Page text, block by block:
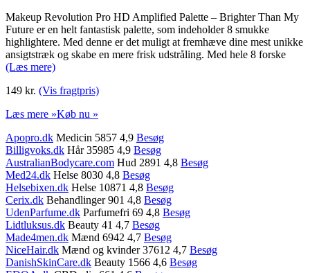
Makeup Revolution Pro HD Amplified Palette – Brighter Than My
Future er en helt fantastisk palette, som indeholder 8 smukke
highlightere. Med denne er det muligt at fremhæve dine mest unikke
ansigtstræk og skabe en mere frisk udstråling. Med hele 8 forske
(Læs mere)
149 kr. (Vis fragtpris)
Læs mere »Køb nu »
Apopro.dk Medicin 5857 4,9 Besøg
Billigvoks.dk Hår 35985 4,9 Besøg
AustralianBodycare.com Hud 2891 4,8 Besøg
Med24.dk Helse 8030 4,8 Besøg
Helsebixen.dk Helse 10871 4,8 Besøg
Cerix.dk Behandlinger 901 4,8 Besøg
UdenParfume.dk Parfumefri 69 4,8 Besøg
Lidtluksus.dk Beauty 41 4,7 Besøg
Made4men.dk Mænd 6942 4,7 Besøg
NiceHair.dk Mænd og kvinder 37612 4,7 Besøg
DanishSkinCare.dk Beauty 1566 4,6 Besøg